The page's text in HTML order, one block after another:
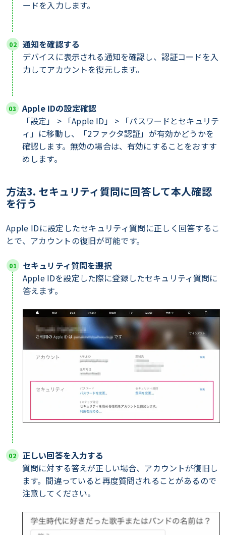
ードを入力します。
通知を確認する
デバイスに表示される通知を確認し、認証コードを入
力してアカウントを復元します。
Apple IDの設定確認
「設定」 > 「Apple ID」 > 「パスワードとセキュリテ
ィ」に移動し、「2ファクタ認証」が有効かどうかを
確認します。無効の場合は、有効にすることをおすす
めします。
方法3. セキュリティ質問に回答して本人確認
を行う
Apple IDに設定したセキュリティ質問に正しく回答するこ
とで、アカウントの復旧が可能です。
セキュリティ質問を選択
Apple IDを設定した際に登録したセキュリティ質問に
答えます。
正しい回答を入力する
質問に対する答えが正しい場合、アカウントが復旧し
ます。間違っていると再度質問されることがあるので
注意してください。